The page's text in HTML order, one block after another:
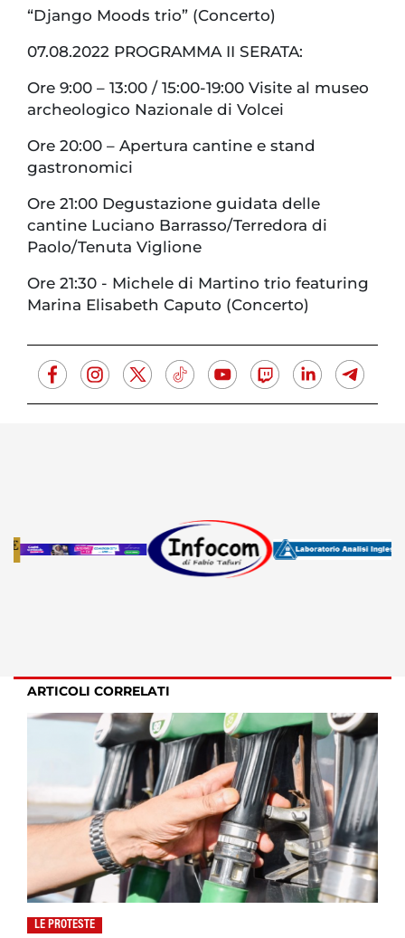
“Django Moods trio” (Concerto)
07.08.2022 PROGRAMMA II SERATA:
Ore 9:00 – 13:00 / 15:00-19:00 Visite al museo
archeologico Nazionale di Volcei
Ore 20:00 – Apertura cantine e stand
gastronomici
Ore 21:00 Degustazione guidata delle
cantine Luciano Barrasso/Terredora di
Paolo/Tenuta Viglione
Ore 21:30 - Michele di Martino trio featuring
Marina Elisabeth Caputo (Concerto)
ARTICOLI CORRELATI
LE PROTESTE